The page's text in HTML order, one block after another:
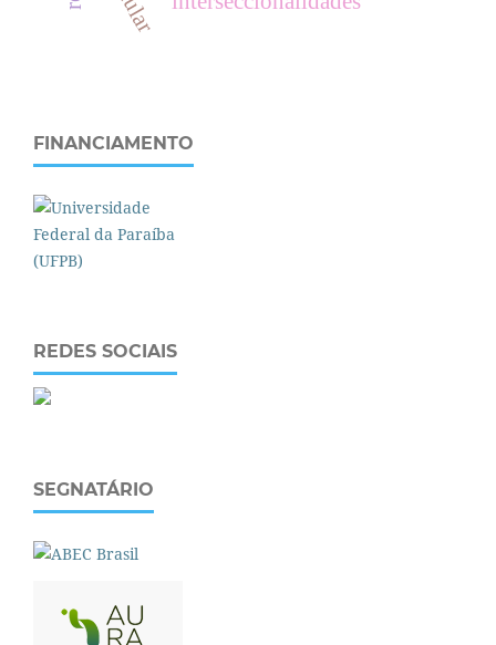
FINANCIAMENTO
REDES SOCIAIS
SEGNATÁRIO